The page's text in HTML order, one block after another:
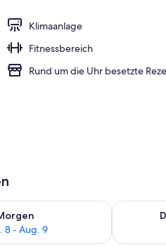
Klimaanlage
Fitnessbereich
Rund um die Uhr besetzte
8.
8 - Aug. 9
für morgen, Aug. 8 -